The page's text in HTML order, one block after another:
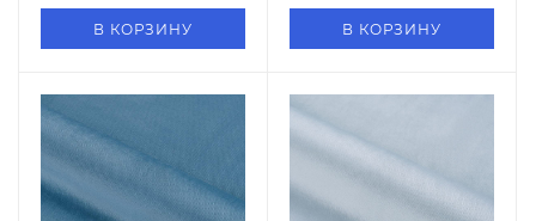
В КОРЗИНУ В КОРЗИНУ